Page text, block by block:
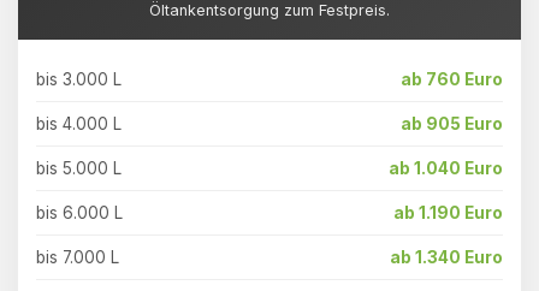
Öltankentsorgung zum Festpreis.
bis 3.000 L ab 760 Euro
bis 4.000 L ab 905 Euro
bis 5.000 L ab 1.040 Euro
bis 6.000 L ab 1.190 Euro
bis 7.000 L ab 1.340 Euro